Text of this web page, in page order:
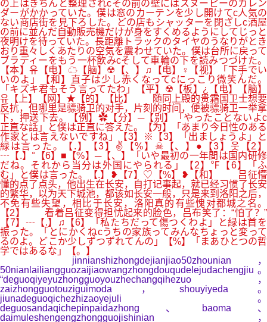
の上はきちんと整理されcその前の壁にはスヌーピーのカレン
ダーがかかっていた。僕は窓のカーテンを少し開けてc人気の
ない商店街を見下ろした。どの店もシャッターを閉ざしc酒屋
の前に並んだ自動販売機だけが身をすくめるようにしてじっと
夜明けを待っていた。長距離トラックのタイヤのうなりがとき
おり重々しくあたりの空気を震わせていた。僕は台所に戻って
ブラディーをもう一杯飲みcそして車輪の下を読みつづけた。
【本】유【电】☁【脑】☢【、】♫【电】♀【视】「下手でい
いのよ」【和】直子は少し赤くなってcにっこり微笑んだ。
「キズキ君もそう言ってたわ」【平】☢【板】¿【电】【脑】
유【上】【网】★【的】【比】 随同上殿的贵霜国卫士想要
反抗，但哪里是骠骑卫的对手，片刻的时间，便被骠骑卫一举拿
下，押送下去。【例】✿【分】─【别】「やったことないよc
正直な話」と僕は正直に答えた。【为】「あまり今日性のある
作家とは言えないですね」【3】※【3】「出ましょうよ」と
緑は言った。【.】【3】✌【%】☠【、】●【3】웃【2】
┄【.】°【6】■【%】─【、】「いや最初の一年間は国内研修
だね。それから当分は外国にやられる」【2】℉【6】「ふ
む」と僕は言った。【.】❥【7】♡【%】❥【和】 吕征懵
懂的点了点头，他出生在长安，自打记事起，就已经习惯了长安
的繁华，以为天下城池，都该如长安一般，只是来到洛阳之后，
不免有些失望，相比于长安，洛阳真的有些愧对都城之名。
【2】 看着吕征变得担忧起来的脸色，吕布笑了：“怕了？”
【7】┄【.】♫【6】「私たちだって傷つくわよ」と緑は首を
振った。「とにかくねcうちの家族ってみんなちょっと変って
るのよ。どこか少しずつずれてんの」【%】「まあひとつの哲
学ではあるな」【。】
jinnianshizhongdejianjiao50zhounian，
50nianlailiangguozaijiaowangzhongdouqudelejudachengjiu。
“deguoqiyeyuzhongguoyouzhechangqihezuo，
zaizhongguotouziguimoda，shouyiyeda。
jiunadeguoqichezhizaoyejuli。
deguosandaqichepinpaidazhong、baoma、
daimuleshengengzhongguojishinian，